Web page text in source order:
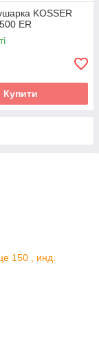
KOSSER
ER
Купити
150 , инд.